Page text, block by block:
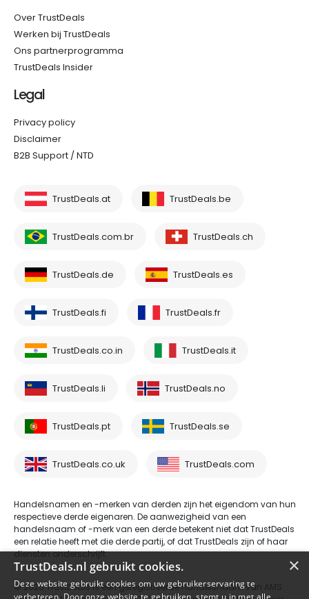
Over TrustDeals
Werken bij TrustDeals
Ons partnerprogramma
TrustDeals Insider
Legal
Privacy policy
Disclaimer
B2B Support / NTD
TrustDeals.at TrustDeals.be
TrustDeals.com.br TrustDeals.ch
TrustDeals.de TrustDeals.es
TrustDeals.fi TrustDeals.fr
TrustDeals.co.in TrustDeals.it
TrustDeals.li TrustDeals.no
TrustDeals.pt TrustDeals.se
TrustDeals.co.uk TrustDeals.com
Handelsnamen en -merken van derden zijn het eigendom van hun
respectieve derde eigenaren. De aanwezigheid van een
handelsnaam of -merk van een derde betekent niet dat TrustDeals
een relatie heeft met die derde partij, of dat TrustDeals zijn of haar
diensten onderschrijft.
© 2026 TrustDeals is een geregistreerde handelsnaam van AMS
×
TrustDeals.nl gebruikt cookies.
Deze website gebruikt cookies om uw gebruikerservaring te
verbeteren. Door onze website te gebruiken, stemt u in met alle